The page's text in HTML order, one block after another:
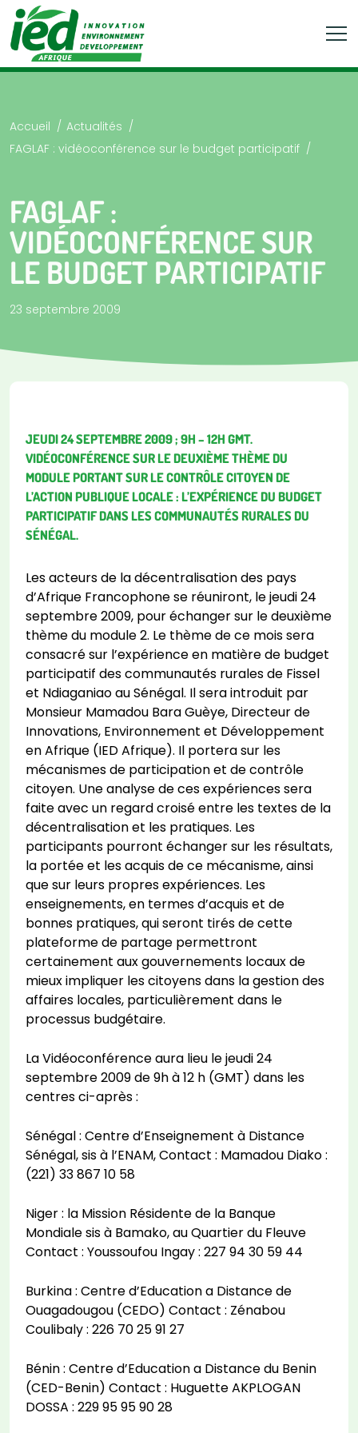
Accueil
Actualités
FAGLAF : vidéoconférence sur le budget participatif
FAGLAF :
VIDÉOCONFÉRENCE SUR
LE BUDGET PARTICIPATIF
23 septembre 2009
JEUDI 24 SEPTEMBRE 2009 ; 9H – 12H GMT.
VIDÉOCONFÉRENCE SUR LE DEUXIÈME THÈME DU
MODULE PORTANT SUR LE CONTRÔLE CITOYEN DE
L’ACTION PUBLIQUE LOCALE : L’EXPÉRIENCE DU BUDGET
PARTICIPATIF DANS LES COMMUNAUTÉS RURALES DU
SÉNÉGAL.
Les acteurs de la décentralisation des pays
d’Afrique Francophone se réuniront, le jeudi 24
septembre 2009, pour échanger sur le deuxième
thème du module 2. Le thème de ce mois sera
consacré sur l’expérience en matière de budget
participatif des communautés rurales de Fissel
et Ndiaganiao au Sénégal. Il sera introduit par
Monsieur Mamadou Bara Guèye, Directeur de
Innovations, Environnement et Développement
en Afrique (IED Afrique). Il portera sur les
mécanismes de participation et de contrôle
citoyen. Une analyse de ces expériences sera
faite avec un regard croisé entre les textes de la
décentralisation et les pratiques. Les
participants pourront échanger sur les résultats,
la portée et les acquis de ce mécanisme, ainsi
que sur leurs propres expériences. Les
enseignements, en termes d’acquis et de
bonnes pratiques, qui seront tirés de cette
plateforme de partage permettront
certainement aux gouvernements locaux de
mieux impliquer les citoyens dans la gestion des
affaires locales, particulièrement dans le
processus budgétaire.
La Vidéoconférence aura lieu le jeudi 24
septembre 2009 de 9h à 12 h (GMT) dans les
centres ci-après :
Sénégal : Centre d’Enseignement à Distance
Sénégal, sis à l’ENAM, Contact : Mamadou Diako :
(221) 33 867 10 58
Niger : la Mission Résidente de la Banque
Mondiale sis à Bamako, au Quartier du Fleuve
Contact : Youssoufou Ingay : 227 94 30 59 44
Burkina : Centre d’Education a Distance de
Ouagadougou (CEDO) Contact : Zénabou
Coulibaly : 226 70 25 91 27
Bénin : Centre d’Education a Distance du Benin
(CED-Benin) Contact : Huguette AKPLOGAN
DOSSA : 229 95 95 90 28